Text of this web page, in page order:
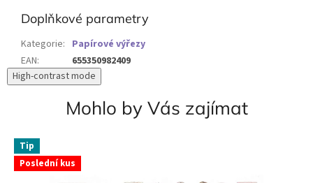
Doplňkové parametry
Kategorie: Papírové výřezy
EAN:
655350982409
High-contrast mode
Mohlo by Vás zajímat
Tip
Poslední kus